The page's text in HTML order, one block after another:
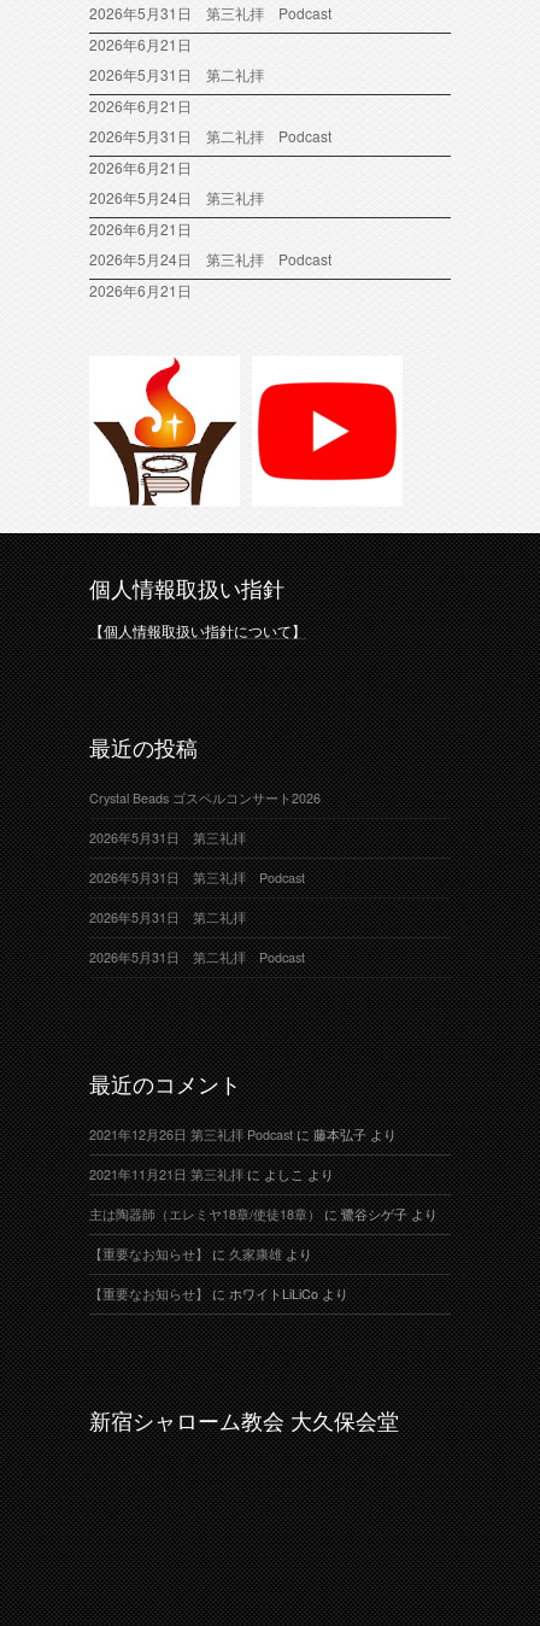
2026年5月31日 第三礼拝 Podcast
2026年6月21日
2026年5月31日 第二礼拝
2026年6月21日
2026年5月31日 第二礼拝 Podcast
2026年6月21日
2026年5月24日 第三礼拝
2026年6月21日
2026年5月24日 第三礼拝 Podcast
2026年6月21日
個人情報取扱い指針
【個人情報取扱い指針について】
最近の投稿
Crystal Beads ゴスペルコンサート2026
2026年5月31日 第三礼拝
2026年5月31日 第三礼拝 Podcast
2026年5月31日 第二礼拝
2026年5月31日 第二礼拝 Podcast
最近のコメント
2021年12月26日 第三礼拝 Podcastに藤本弘子より
2021年11月21日 第三礼拝によしこより
主は陶器師（エレミヤ18章/使徒18章）に鷺谷シゲ子より
【重要なお知らせ】に久家康雄より
【重要なお知らせ】にホワイトLiLiCoより
新宿シャローム教会 大久保会堂